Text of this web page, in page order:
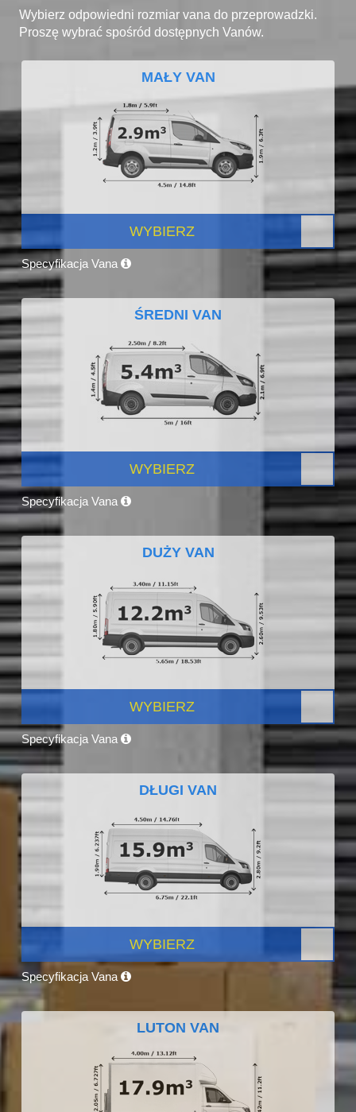
Wybierz odpowiedni rozmiar vana do przeprowadzki.
Proszę wybrać spośród dostępnych Vanów.
MAŁY VAN
WYBIERZ
Specyfikacja Vana
ŚREDNI VAN
WYBIERZ
Specyfikacja Vana
DUŻY VAN
WYBIERZ
Specyfikacja Vana
DŁUGI VAN
WYBIERZ
Specyfikacja Vana
LUTON VAN